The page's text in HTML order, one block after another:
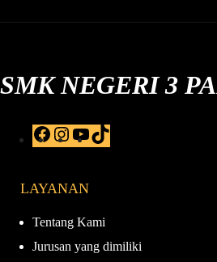
SMK NEGERI 3
F
a
b
o
I
n
a
r
a
m
Y
o
e
i
LAYANAN
Tentang Kami
Jurusan yang dimiliki